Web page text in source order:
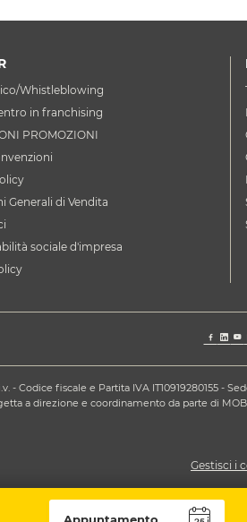
Whistleblowing
in franchising
PROMOZIONI
Generali di Vendita
sociale d'impresa
- Codice fiscale e Partita IVA IT10919280155 -
a direzione e coordinamento da parte di
Gestisci i
Appuntamento